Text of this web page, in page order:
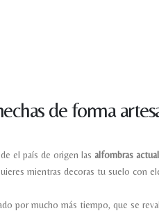
de forma
el país de origen las alfombras
mientras decoras tu suelo con
por mucho más tiempo, que se